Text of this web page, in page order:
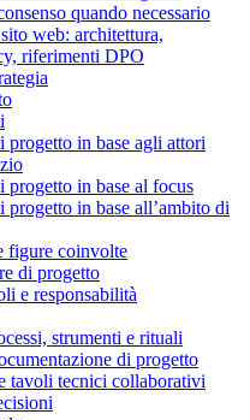
quando necessario
web: architettura,
riferimenti DPO
in base agli attori
in base al focus
in base all’ambito di
figure coinvolte
di progetto
e responsabilità
strumenti e rituali
di progetto
tavoli tecnici collaborativi